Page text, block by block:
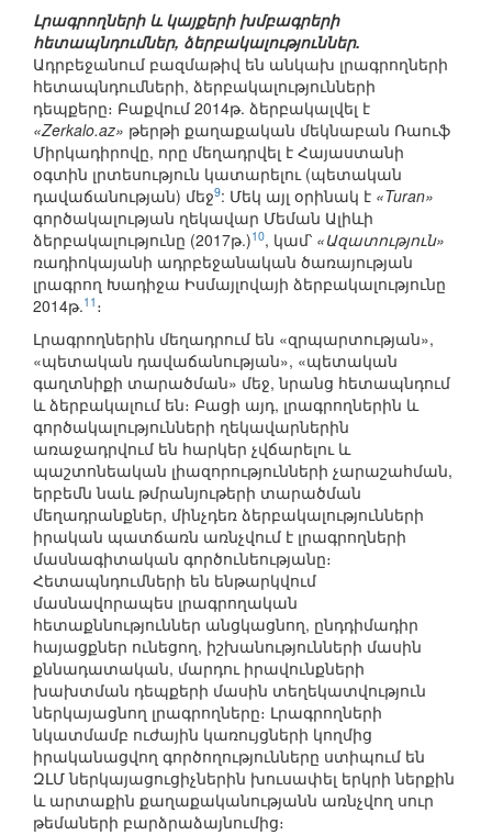
Լրագրողների և կայքերի խմբագրերի
հետապնդումներ, ձերբակալություններ.
Ադրբեջանում բազմաթիվ են անկախ լրագրողների
հետապնդումների, ձերբակալությունների
դեպքերը։ Բաքվում 2014թ. ձերբակալվել է
«Zerkalo.az» թերթի քաղաքական մեկնաբան Ռաուֆ
Միրկադիրովը, որը մեղադրվել է Հայաստանի
օգտին լրտեսություն կատարելու (պետական
դավաճանության) մեջ9: Մեկ այլ օրինակ է «Turan»
գործակալության ղեկավար Մեման Ալիևի
ձերբակալությունը (2017թ.)10, կամ՝ «Ազատություն»
ռադիոկայանի ադրբեջանական ծառայության
լրագրող Խադիջա Իսմայլովայի ձերբակալությունը
2014թ.11 ։
Լրագրողներին մեղադրում են «զրպարտության»,
«պետական դավաճանության», «պետական
գաղտնիքի տարածման» մեջ, նրանց հետապնդում
և ձերբակալում են։ Բացի այդ, լրագրողներին և
գործակալությունների ղեկավարներին
առաջադրվում են հարկեր չվճարելու և
պաշտոնեական լիազորությունների չարաշահման,
երբեմն նաև թմրանյութերի տարածման
մեղադրանքներ, մինչդեռ ձերբակալությունների
իրական պատճառն առնչվում է լրագրողների
մասնագիտական գործունեությանը։
Հետապնդումների են ենթարկվում
մասնավորապես լրագրողական
հետաքննություններ անցկացնող, ընդդիմադիր
հայացքներ ունեցող, իշխանությունների մասին
քննադատական, մարդու իրավունքների
խախտման դեպքերի մասին տեղեկատվություն
ներկայացնող լրագրողները։ Լրագրողների
նկատմամբ ուժային կառույցների կողմից
իրականացվող գործողությունները ստիպում են
ԶԼՄ ներկայացուցիչներին խուսափել երկրի ներքին
և արտաքին քաղաքականությանն առնչվող սուր
թեմաների բարձրաձայնումից։